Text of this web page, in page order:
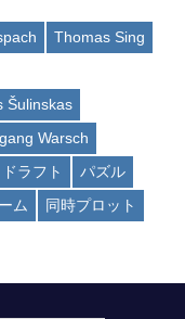
Thomas Sing
Šulinskas
Warsch
ドラフト
パズル
ム
同時プロット